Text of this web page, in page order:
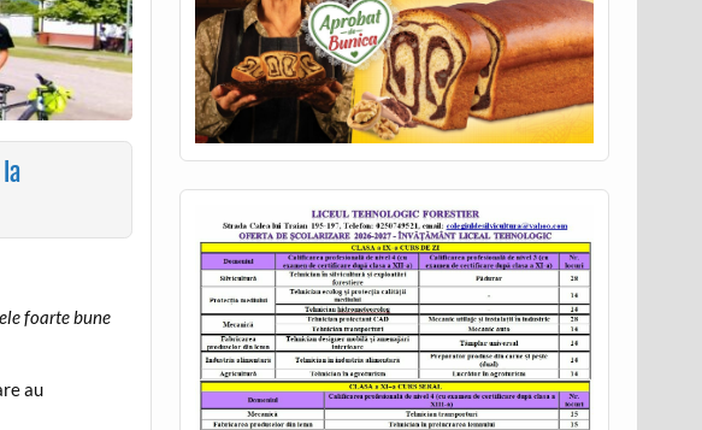
foarte bune
au